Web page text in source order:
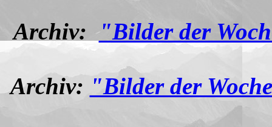
Archiv:"Bilder der
Archiv: "Bilder der